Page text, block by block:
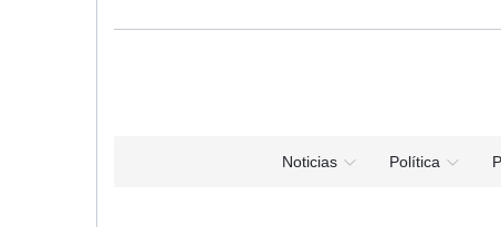
Noticias Política